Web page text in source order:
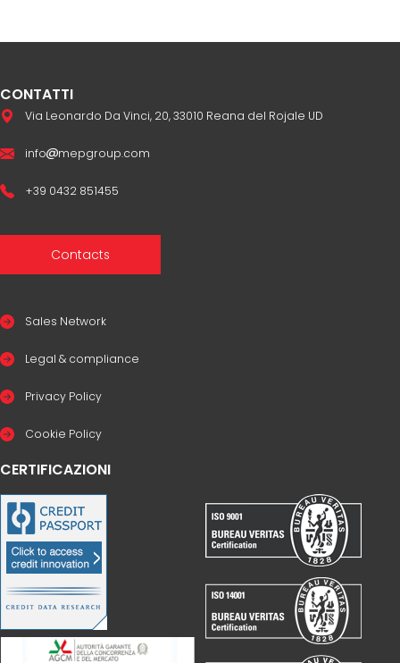
CONTATTI
Via Leonardo Da Vinci, 20, 33010 Reana del Rojale UD
info mepgroup.com
+39 0432 851455
Contacts
Sales Network
Legal & compliance
Privacy Policy
Cookie Policy
CERTIFICAZIONI